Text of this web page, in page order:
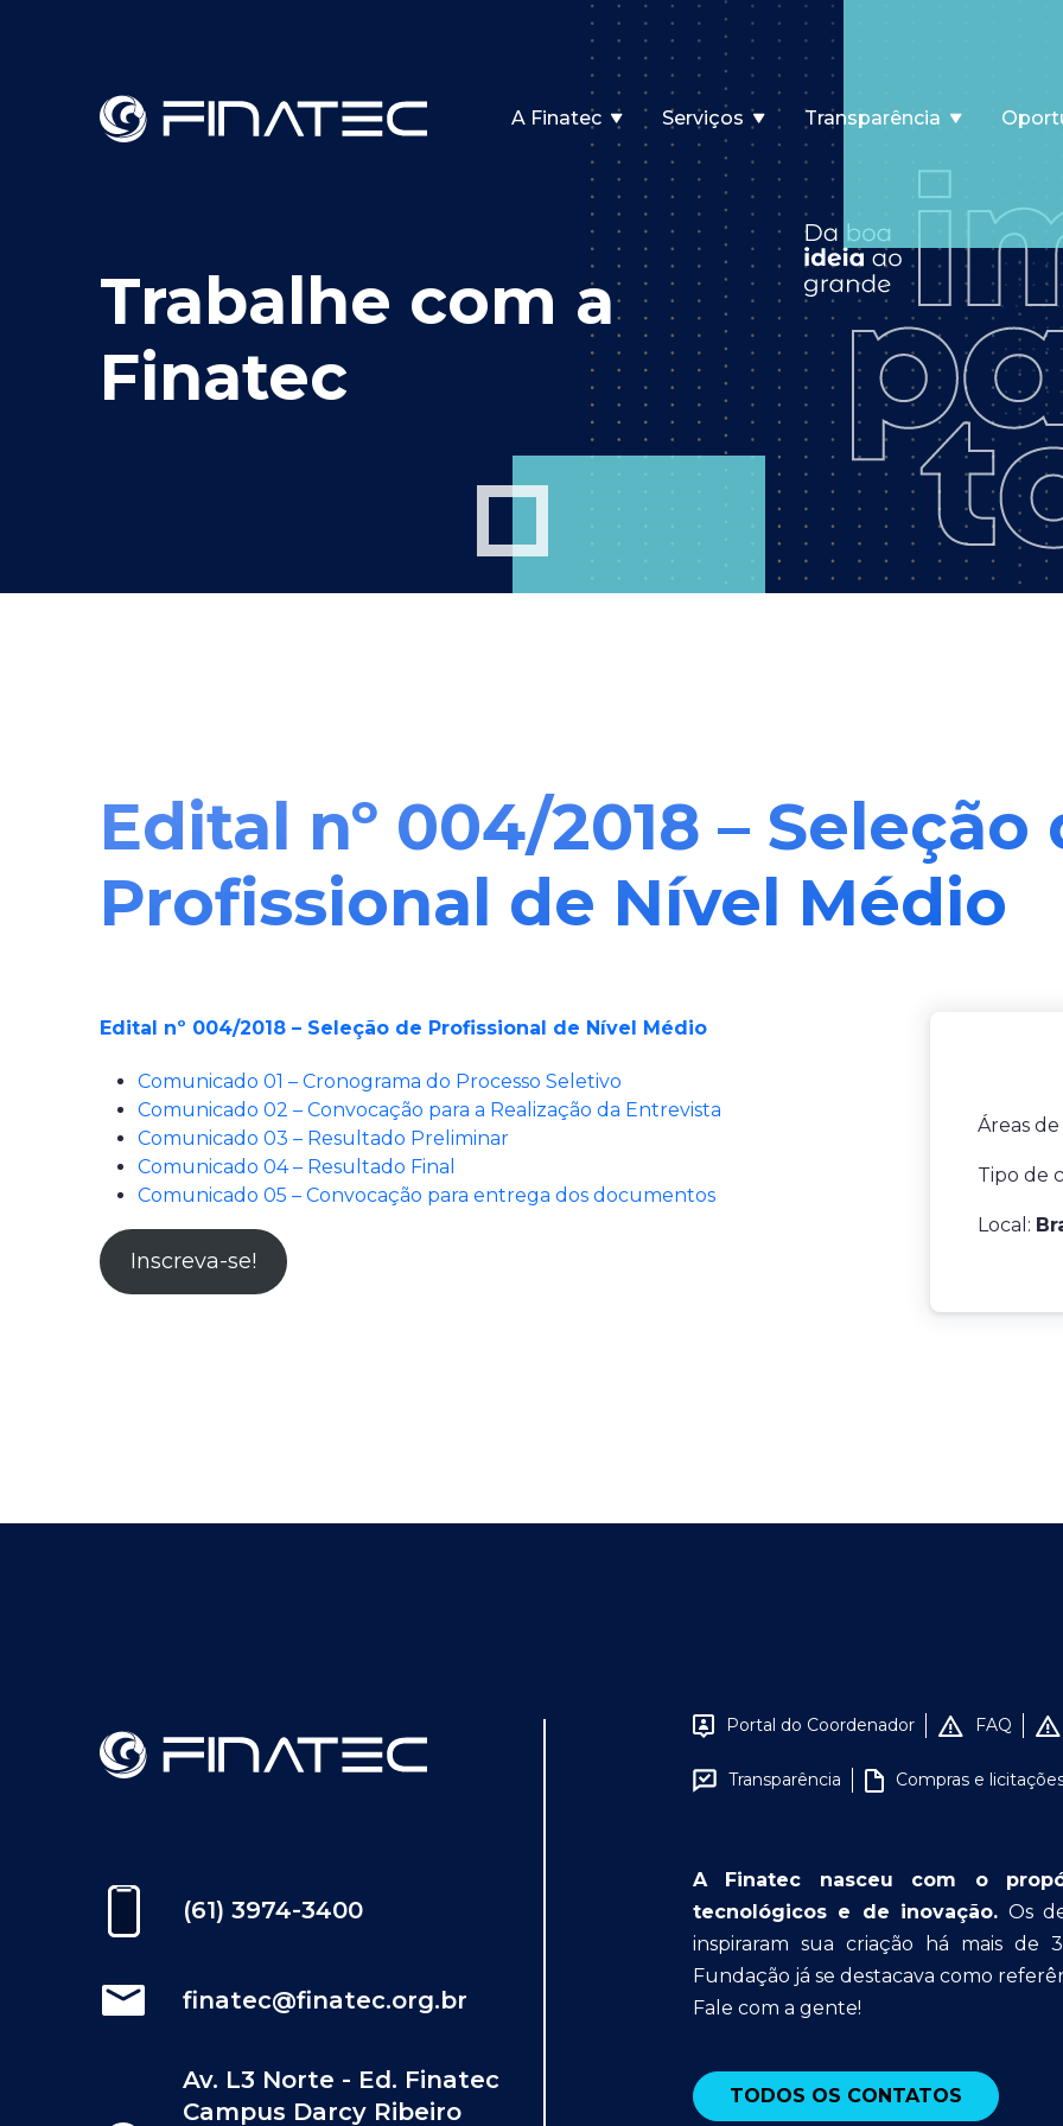
A Finatec Serviços Transparência
Trabalhe com a
Finatec
Edital nº 004/2018 – Seleção
Profissional de Nível Médio
Edital nº 004/2018 – Seleção de Profissional de Nível Médio
Comunicado 01 – Cronograma do Processo Seletivo
Comunicado 02 – Convocação para a Realização da Entrevista
Comunicado 03 – Resultado Preliminar
Comunicado 04 – Resultado Final
Comunicado 05 – Convocação para entrega dos documentos
Inscreva-se!
Áreas
Tipo de
Local:
(61) 3974-3400
finatec@finatec.org.br
Av. L3 Norte - Ed. Finatec
Campus Darcy Ribeiro
Portal do Coordenador FAQ
Transparência Compras e
A Finatec nasceu com o
tecnológicos e de inovação. Os
inspiraram sua criação há mais de
Fundação já se destacava como
Fale com a gente!
TODOS OS CONTATOS